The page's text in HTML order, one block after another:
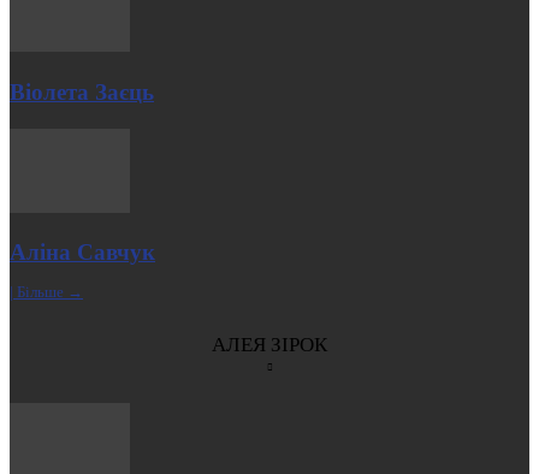
Віолета Заєць
Аліна Савчук
| Більше →
АЛЕЯ ЗІРОК